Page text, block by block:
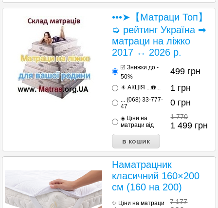
•••➤【Матраци Топ】
➭ рейтинг Україна ➡
матраци на ліжко
2017 ↔ 2026 р.
☑️ Знижки до -
50%
499 грн
✴️ АКЦІЯ ...☎️... 1 грн
... (068) 33-777-
47
0 грн
◈ Ціни на
матраци від
1 770
1 499 грн
Наматрацник
класичний 160×200
см (160 на 200)
✨ Ціни на матраци
7 177